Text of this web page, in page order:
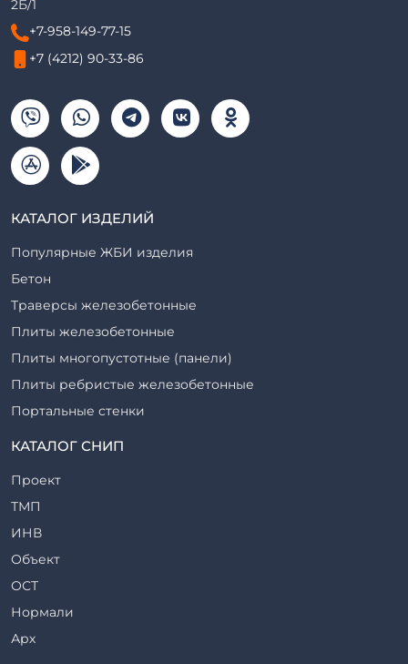
2Б/1
+7-958-149-77-15
+7 (4212) 90-33-86
КАТАЛОГ ИЗДЕЛИЙ
Популярные ЖБИ изделия
Бетон
Траверсы железобетонные
Плиты железобетонные
Плиты многопустотные (панели)
Плиты ребристые железобетонные
Портальные стенки
Прогоны железобетонные
Ригели железобетонные
Сваи железобетонные
Стеновые блоки
Стойки железобетонные
Столбы железобетонные
Закладные детали
Трубы железобетонные
КАТАЛОГ СНИП
Проект
ТМП
ИНВ
Объект
ОСТ
Нормали
Арх